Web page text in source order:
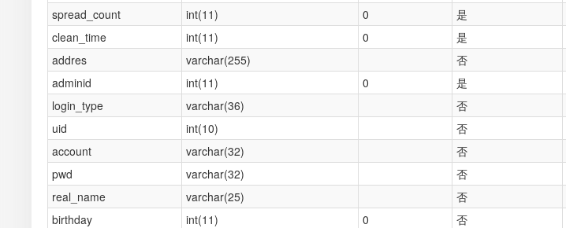
spread_count
int(11) 0 是
clean_time
int(11) 0 是
addres
varchar(255) 否
adminid
int(11) 0 是
login_type
varchar(36) 否
uid
int(10) 否
account
varchar(32) 否
pwd
varchar(32) 否
real_name
varchar(25) 否
birthday
int(11) 0 否